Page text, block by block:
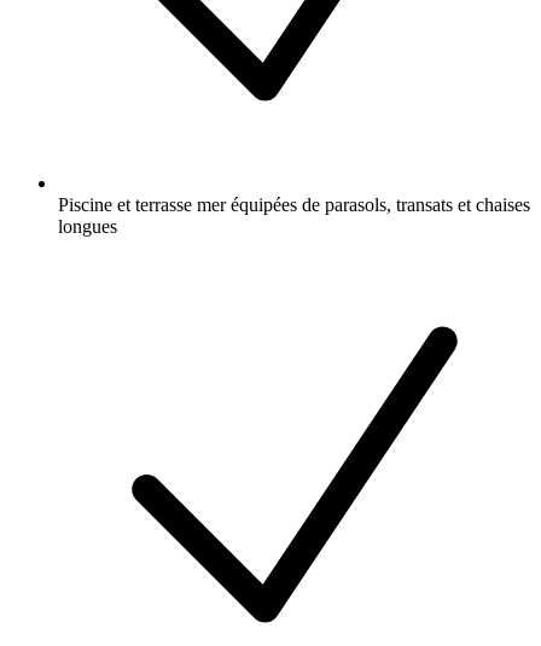
Piscine et terrasse mer équipées de parasols, transats et chaises
longues